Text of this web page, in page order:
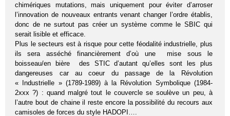
chimériques mutations, mais uniquement pour éviter d’arroser
l’innovation de nouveaux entrants venant changer l’ordre établis,
donc de ne surtout pas créer un système comme le SBIC qui
serait lisible et efficace.
Plus le secteurs est à risque pour cette féodalité industrielle, plus
ils sera asséché financièrement d’où une mise sous le
boisseau/en bière des STIC d’autant qu’elles sont les plus
dangereuses car au coeur du passage de la Révolution
« Industrielle » (1789-1989) à la Révolution Symbolique (1984-
2xxx ?) : quand malgré tout le couvercle se soulève un peu, à
l’autre bout de chaine il reste encore la possibilité du recours aux
camisoles de forces du style HADOPI….